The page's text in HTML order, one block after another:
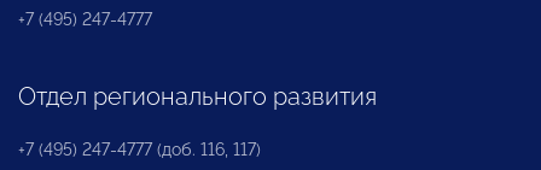
+7 (495) 247-4777
Отдел регионального развития
+7 (495) 247-4777 (доб. 116, 117)